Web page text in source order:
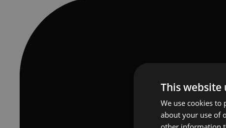
This website
We use cookies to
about your use of